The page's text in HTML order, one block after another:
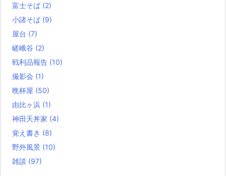
富士そば (2)
小諸そば (9)
屋台 (7)
嵯峨谷 (2)
戦利品報告 (10)
撮影会 (1)
晩杯屋 (50)
由比ヶ浜 (1)
神田天丼家 (4)
覚え書き (8)
野外風景 (10)
雑談 (97)